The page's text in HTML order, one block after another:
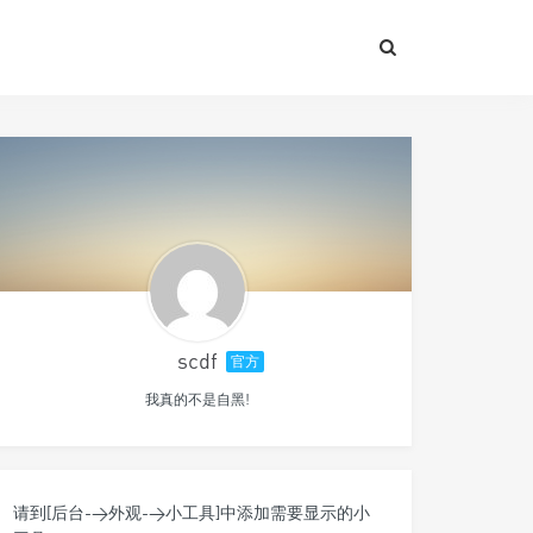
scdf 官方
我真的不是自黑!
请到[后台->外观->小工具]中添加需要显示的小